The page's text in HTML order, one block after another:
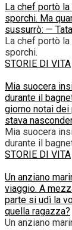
La chef portò
sporchi. Ma
sussurrò: —
La chef portò
sporchi.
STORIE DI VITA
Mia suocera
durante il
giorno notai
stava
Mia suocera
durante il
STORIE DI VITA
Un anziano
viaggio. A
parte si udì la
quella ragazza?
Un anziano